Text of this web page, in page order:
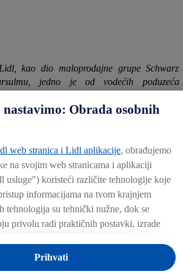
kao dio maloprodajne grupe Schwarz
jedno je od vodećih
od 12.600 trgovina i više od 230
u 31 zemlji diljem svijeta,
Lidl se vodi načelom optimalnog
svoje kupce. Jednostavnost i usmjerenost
poslovanje u trgovinama,
centrima i servisima.
povjerenje, utemeljenost i pripadnost
vrijednosti koje su u srži korporativne
aktivnosti i čine osnovu
nastavimo: Obrada osobnih
web stranica i Lidl aplikacije, obrađujemo
na svojim web stranicama i aplikaciji
usluge") koristeći različite tehnologije koje
informacijama na tvom krajnjem
tehnologija su tehnički nužne, dok se
privolu radi praktičnih postavki, izrade
Lidl Plus programa, podaci o tvom
u trgovinama također će se obrađivati u te
Prihvati